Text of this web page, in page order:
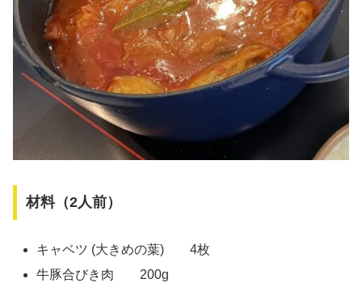
材料（2人前）
キャベツ (大きめの葉) 4枚
牛豚合びき肉 200g